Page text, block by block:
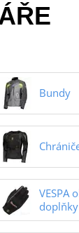
Bundy
VESPA
doplňky